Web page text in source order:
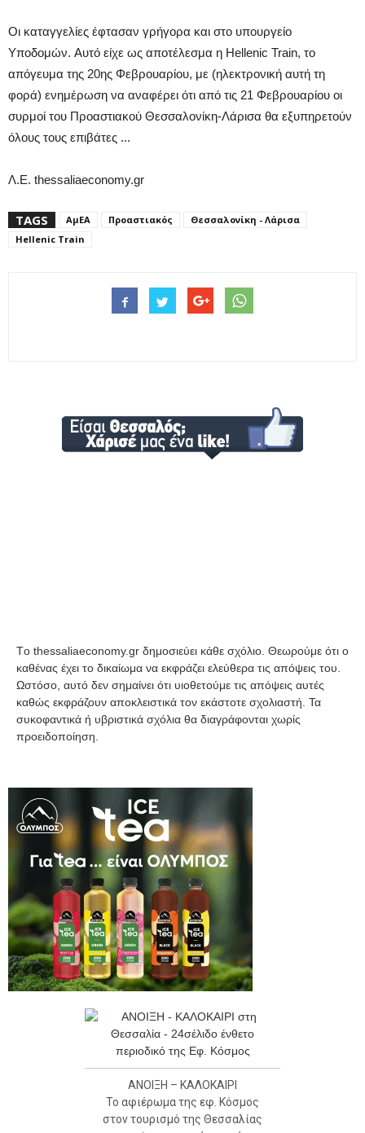
Οι καταγγελίες έφτασαν γρήγορα και στο υπουργείο
Υποδομών. Αυτό είχε ως αποτέλεσμα η Hellenic Train, το
απόγευμα της 20ης Φεβρουαρίου, με (ηλεκτρονική αυτή τη
φορά) ενημέρωση να αναφέρει ότι από τις 21 Φεβρουαρίου οι
συρμοί του Προαστιακού Θεσσαλονίκη-Λάρισα θα εξυπηρετούν
όλους τους επιβάτες ...
Λ.Ε. thessaliaeconomy.gr
TAGS ΑμΕΑ Προαστιακός
Θεσσαλονίκη - Λάρισα
Hellenic Train
Tο thessaliaeconomy.gr δημοσιεύει κάθε σχόλιο. Θεωρούμε ότι ο
καθένας έχει το δικαίωμα να εκφράζει ελεύθερα τις απόψεις του.
Ωστόσο, αυτό δεν σημαίνει ότι υιοθετούμε τις απόψεις αυτές
καθώς εκφράζουν αποκλειστικά τον εκάστοτε σχολιαστή. Τα
συκοφαντικά ή υβριστικά σχόλια θα διαγράφονται χωρίς
προειδοποίηση.
ΑΝΟΙΞΗ – ΚΑΛΟΚΑΙΡΙ
Το αφιέρωμα της εφ. Κόσμος
στον τουρισμό της Θεσσαλίας